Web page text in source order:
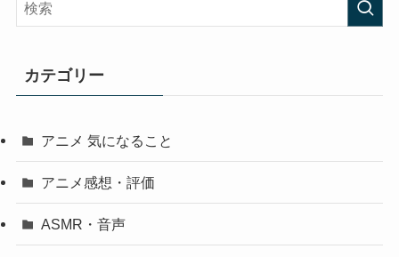
カテゴリー
アニメ 気になること
アニメ感想・評価
ASMR・音声